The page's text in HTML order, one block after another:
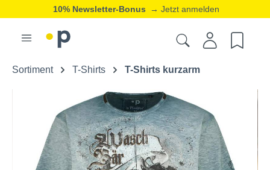
10% Newsletter-Bonus → Jetzt anmelden
Sortiment T-Shirts T-Shirts kurzarm